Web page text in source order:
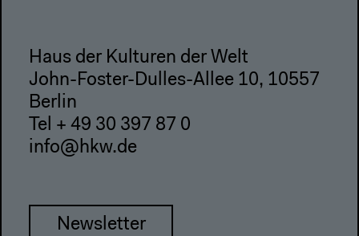
Haus der Kulturen der Welt
John-Foster-Dulles-Allee 10, 10557
Berlin
Tel + 49 30 397 87 0
info@hkw.de
Newsletter